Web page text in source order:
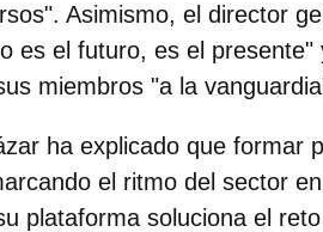
. Asimismo, el director
es el futuro, es el
miembros "a la
ha explicado que formar
el ritmo del sector
plataforma soluciona el